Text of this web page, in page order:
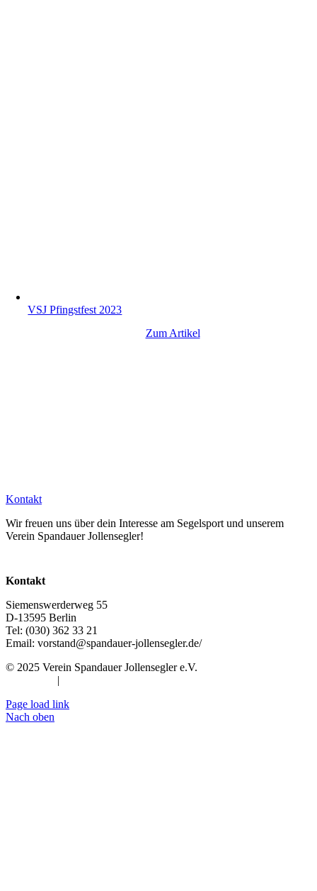
VSJ Pfingstfest 2023
Zum Artikel
Kontakt
Wir freuen uns über dein Interesse am Segelsport und unserem
Verein Spandauer Jollensegler!
Kontakt
Siemenswerderweg 55
D-13595 Berlin
Tel: (030) 362 33 21
Email: vorstand@spandauer-jollensegler.de/
© 2025 Verein Spandauer Jollensegler e.V.
|
Page load link
Nach oben